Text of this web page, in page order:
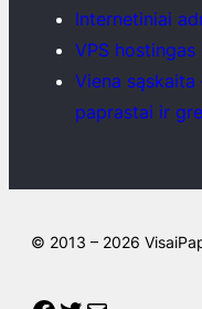
Internetiniai
VPS hostingas
Viena
paprastai ir
© 2013 – 2026